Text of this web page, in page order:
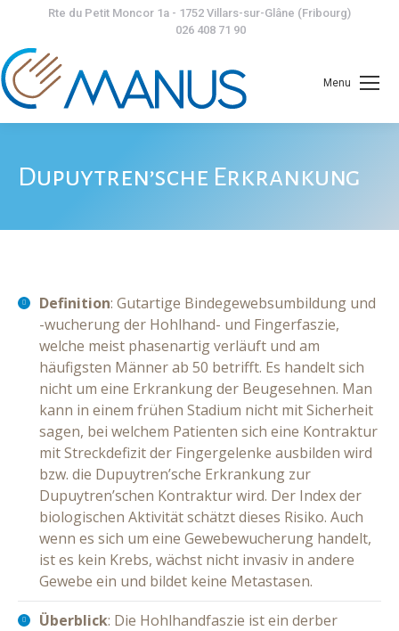
Rte du Petit Moncor 1a - 1752 Villars-sur-Glâne (Fribourg)
026 408 71 90
Menu
Dupuytren’sche Erkrankung
Definition: Gutartige Bindegewebsumbildung und
-wucherung der Hohlhand- und Fingerfaszie,
welche meist phasenartig verläuft und am
häufigsten Männer ab 50 betrifft. Es handelt sich
nicht um eine Erkrankung der Beugesehnen. Man
kann in einem frühen Stadium nicht mit Sicherheit
sagen, bei welchem Patienten sich eine Kontraktur
mit Streckdefizit der Fingergelenke ausbilden wird
bzw. die Dupuytren’sche Erkrankung zur
Dupuytren’schen Kontraktur wird. Der Index der
biologischen Aktivität schätzt dieses Risiko. Auch
wenn es sich um eine Gewebewucherung handelt,
ist es kein Krebs, wächst nicht invasiv in andere
Gewebe ein und bildet keine Metastasen.
Überblick: Die Hohlhandfaszie ist ein derber